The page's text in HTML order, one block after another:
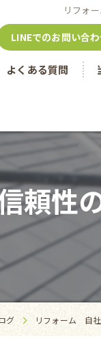
リフォ
LINEでのお問い合
よくある質問
頼性
グ リフォーム 自社